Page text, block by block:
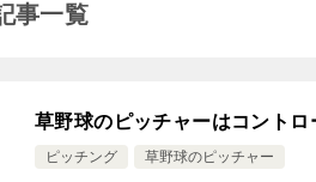
事一覧
草野球のピッチャーはコント
ピッチング 草野球のピッチャー